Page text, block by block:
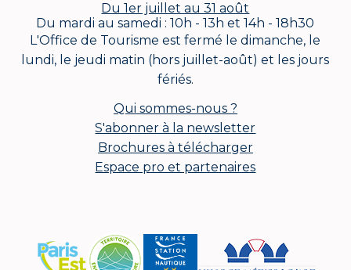
Du 1er juillet au 31 août
Du mardi au samedi : 10h - 13h et 14h - 18h30
L'Office de Tourisme est fermé le dimanche, le
lundi, le jeudi matin (hors juillet-août) et les jours
fériés.
Qui sommes-nous ?
S'abonner à la newsletter
Brochures à télécharger
Espace pro et partenaires